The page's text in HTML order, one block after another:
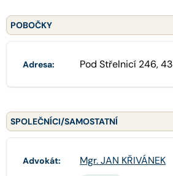
POBOČKY
Adresa: Pod Střelnicí 246,
SPOLEČNÍCI/SAMOSTATNÍ
Advokát: Mgr. JAN KŘIVÁNEK